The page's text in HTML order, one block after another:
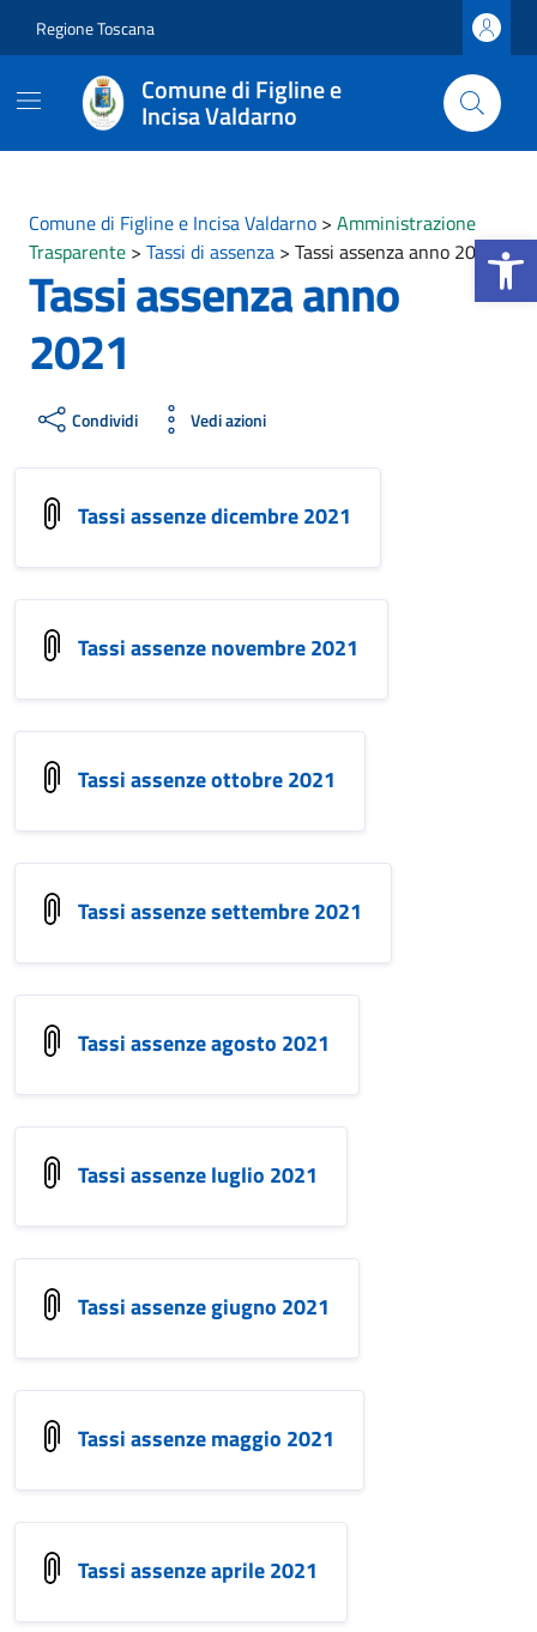
Apri la
Regione Toscana
Comune di Figline e
Incisa Valdarno
Comune di Figline e Incisa Valdarno > Amministrazione
Trasparente > Tassi di assenza > Tassi assenza anno 2021
Tassi assenza anno
2021
Condividi Vedi azioni
Tassi assenze dicembre 2021
Tassi assenze novembre 2021
Tassi assenze ottobre 2021
Tassi assenze settembre 2021
Tassi assenze agosto 2021
Tassi assenze luglio 2021
Tassi assenze giugno 2021
Tassi assenze maggio 2021
Tassi assenze aprile 2021